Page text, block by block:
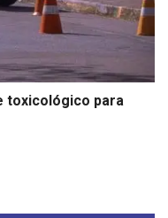
toxicológico para